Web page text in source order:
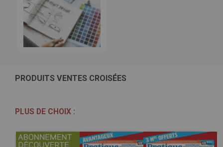
PRODUITS VENTES CROISÉES
PLUS DE CHOIX :